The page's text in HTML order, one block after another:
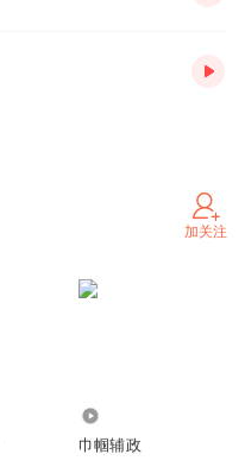
加关注
巾帼辅政